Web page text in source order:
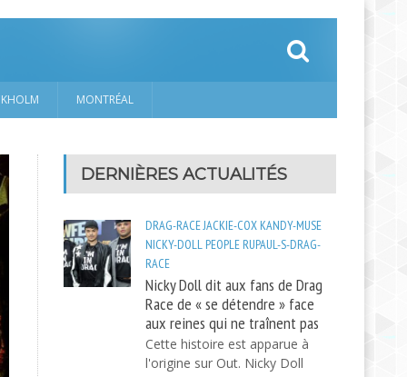
MONTRÉAL
DERNIÈRES ACTUALITÉS
DRAG-RACEJACKIE-COX KANDY-MUSE
NICKY-DOLL PEOPLE RUPAUL-S-DRAG-
RACE
Nicky Doll dit aux fans de Drag
Race de « se détendre » face
aux reines qui ne traînent pas
Cette histoire est apparue à
l'origine sur Out. Nicky Doll